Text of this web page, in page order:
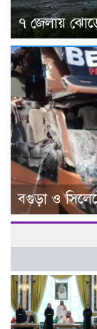
৭ জেলায়
বগুড়া ও